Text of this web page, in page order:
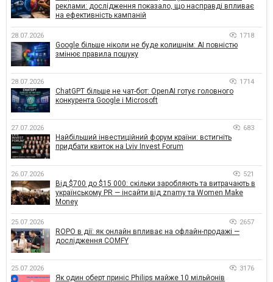
реклами: дослідження показало, що насправді впливає
на ефективність кампаній
28.07.2026 1718
Google більше ніколи не буде колишнім: AI повністю
змінює правила пошуку
28.07.2026 1714
ChatGPT більше не чат-бот: OpenAI готує головного
конкурента Google і Microsoft
27.07.2026 683
Найбільший інвестиційний форум країни: встигніть
придбати квиток на Lviv Invest Forum
26.07.2026 521
Від $700 до $15 000: скільки заробляють та витрачають в
українському PR — інсайти від znamy та Women Make
Money
25.07.2026 2657
ROPO в дії: як онлайн впливає на офлайн-продажі —
дослідження COMFY
25.07.2026 3176
Як один оберт приніс Philips майже 10 мільйонів